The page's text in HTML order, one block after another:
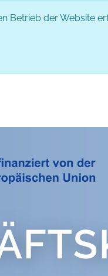
Betrieb der Website